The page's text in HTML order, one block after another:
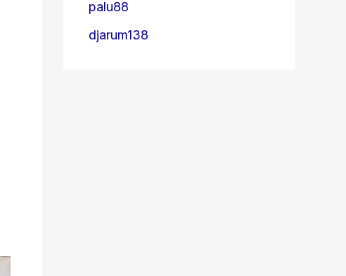
palu88
djarum138